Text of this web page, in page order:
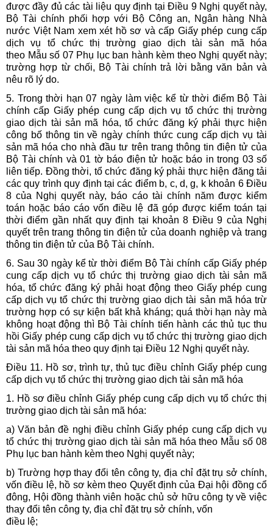
được đầy đủ các tài liệu quy định tại Điều 9 Nghị quyết này,
Bộ Tài chính phối hợp với Bộ Công an, Ngân hàng Nhà
nước Việt Nam xem xét hồ sơ và cấp Giấy phép cung cấp
dịch vụ tổ chức thị trường giao dịch tài sản mã hóa
theo Mẫu số 07 Phụ lục ban hành kèm theo Nghị quyết này;
trường hợp từ chối, Bộ Tài chính trả lời bằng văn bản và
nêu rõ lý do.
5. Trong thời hạn 07 ngày làm việc kể từ thời điểm Bộ Tài
chính cấp Giấy phép cung cấp dịch vụ tổ chức thị trường
giao dịch tài sản mã hóa, tổ chức đăng ký phải thực hiện
công bố thông tin về ngày chính thức cung cấp dịch vụ tài
sản mã hóa cho nhà đầu tư trên trang thông tin điện tử của
Bộ Tài chính và 01 tờ báo điện tử hoặc báo in trong 03 số
liên tiếp. Đồng thời, tổ chức đăng ký phải thực hiện đăng tải
các quy trình quy định tại các điểm b, c, d, g, k khoản 6 Điều
8 của Nghị quyết này, báo cáo tài chính năm được kiểm
toán hoặc báo cáo vốn điều lệ đã góp được kiểm toán tại
thời điểm gần nhất quy định tại khoản 8 Điều 9 của Nghị
quyết trên trang thông tin điện tử của doanh nghiệp và trang
thông tin điện tử của Bộ Tài chính.
6. Sau 30 ngày kể từ thời điểm Bộ Tài chính cấp Giấy phép
cung cấp dịch vụ tổ chức thị trường giao dịch tài sản mã
hóa, tổ chức đăng ký phải hoạt động theo Giấy phép cung
cấp dịch vụ tổ chức thị trường giao dịch tài sản mã hóa trừ
trường hợp có sự kiện bất khả kháng; quá thời hạn này mà
không hoạt động thì Bộ Tài chính tiến hành các thủ tục thu
hồi Giấy phép cung cấp dịch vụ tổ chức thị trường giao dịch
tài sản mã hóa theo quy định tại Điều 12 Nghị quyết này.
Điều 11. Hồ sơ, trình tự, thủ tục điều chỉnh Giấy phép cung
cấp dịch vụ tổ chức thị trường giao dịch tài sản mã hóa
1. Hồ sơ điều chỉnh Giấy phép cung cấp dịch vụ tổ chức thị
trường giao dịch tài sản mã hóa:
a) Văn bản đề nghị điều chỉnh Giấy phép cung cấp dịch vụ
tổ chức thị trường giao dịch tài sản mã hóa theo Mẫu số 08
Phụ lục ban hành kèm theo Nghị quyết này;
b) Trường hợp thay đổi tên công ty, địa chỉ đặt trụ sở chính,
vốn điều lệ, hồ sơ kèm theo Quyết định của Đại hội đồng cổ
đông, Hội đồng thành viên hoặc chủ sở hữu công ty về việc
thay đổi tên công ty, địa chỉ đặt trụ sở chính, vốn
điều lệ;